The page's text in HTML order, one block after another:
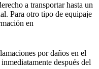
a transportar hasta un
Para otro tipo de equipaje
en
por daños en el
después del